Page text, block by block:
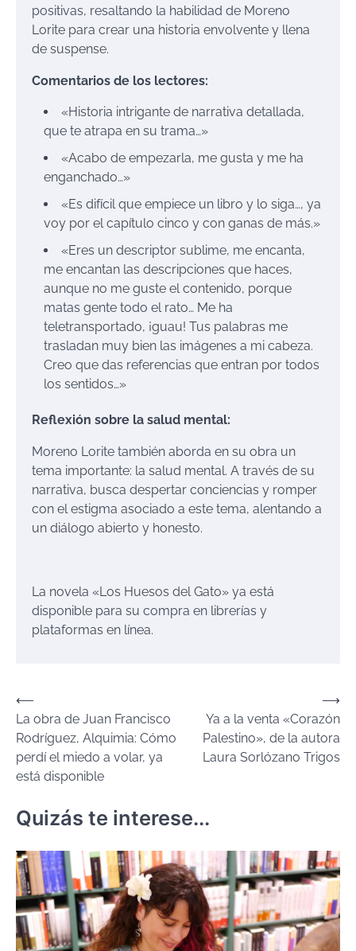
positivas, resaltando la habilidad de Moreno
Lorite para crear una historia envolvente y llena
de suspense.
Comentarios de los lectores:
«Historia intrigante de narrativa detallada,
que te atrapa en su trama…»
«Acabo de empezarla, me gusta y me ha
enganchado…»
«Es difícil que empiece un libro y lo siga…, ya
voy por el capítulo cinco y con ganas de más.»
«Eres un descriptor sublime, me encanta,
me encantan las descripciones que haces,
aunque no me guste el contenido, porque
matas gente todo el rato… Me ha
teletransportado, ¡guau! Tus palabras me
trasladan muy bien las imágenes a mi cabeza.
Creo que das referencias que entran por todos
los sentidos…»
Reflexión sobre la salud mental:
Moreno Lorite también aborda en su obra un
tema importante: la salud mental. A través de su
narrativa, busca despertar conciencias y romper
con el estigma asociado a este tema, alentando a
un diálogo abierto y honesto.
La novela «Los Huesos del Gato» ya está
disponible para su compra en librerías y
plataformas en línea.
Navegación
de
entradas
⟵
La obra de Juan Francisco
Rodríguez, Alquimia: Cómo
perdí el miedo a volar, ya
está disponible
Ya a la venta «Corazón
Palestino», de la autora
Laura Sorlózano Trigos
⟶
Quizás te interese...